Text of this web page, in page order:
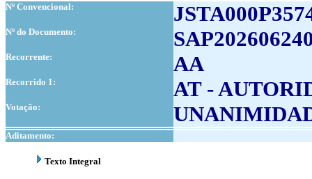
Nº Convencional:
Nº do Documento:
Recorrente: AA
Recorrido 1: AT -
Votação:
Aditamento:
Texto Integral